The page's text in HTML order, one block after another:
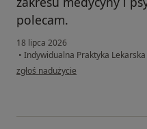
polecam.
18 lipca 2026
• Indywidualna Praktyka Lekarska
w opinii użytkownika Lucyna
zgłoś nadużycie